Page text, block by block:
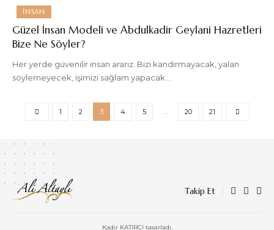
İNSAN
Güzel İnsan Modeli ve Abdulkadir Geylani Hazretleri
Bize Ne Söyler?
Her yerde güvenilir insan ararız. Bizi kandırmayacak, yalan
söylemeyecek, işimizi sağlam yapacak
1 2 3 4 5 20 21
Takip Et
Kadir KATIRCI tasarladı.